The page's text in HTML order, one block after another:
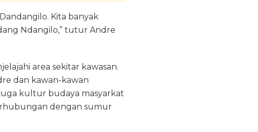
Kita banyak
Ndangilo,” tutur Andre
area sekitar kawasan.
dan kawan-kawan
kultur budaya masyarkat
dengan sumur